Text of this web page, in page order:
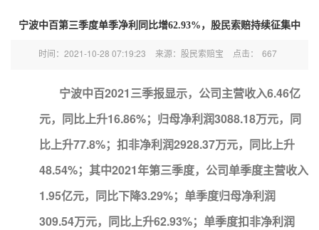
宁波中百第三季度单季净利同比增62.93%，股民索赔持续征集中
时间：2021-10-28 07:19:23 来源：股民索赔宝 点击： 667
宁波中百2021三季报显示，公司主营收入6.46亿
元，同比上升16.86%；归母净利润3088.18万元，同
比上升77.8%；扣非净利润2928.37万元，同比上升
48.54%；其中2021年第三季度，公司单季度主营收入
1.95亿元，同比下降3.29%；单季度归母净利润
309.54万元，同比上升62.93%；单季度扣非净利润